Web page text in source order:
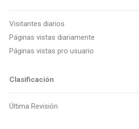
Visitantes diarios
Páginas vistas diariamente
Páginas vistas pro usuario
Clasificación
Última Revisión